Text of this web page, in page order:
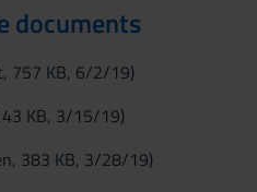
documents
757 KB, 6/2/19)
KB, 3/15/19)
383 KB, 3/28/19)